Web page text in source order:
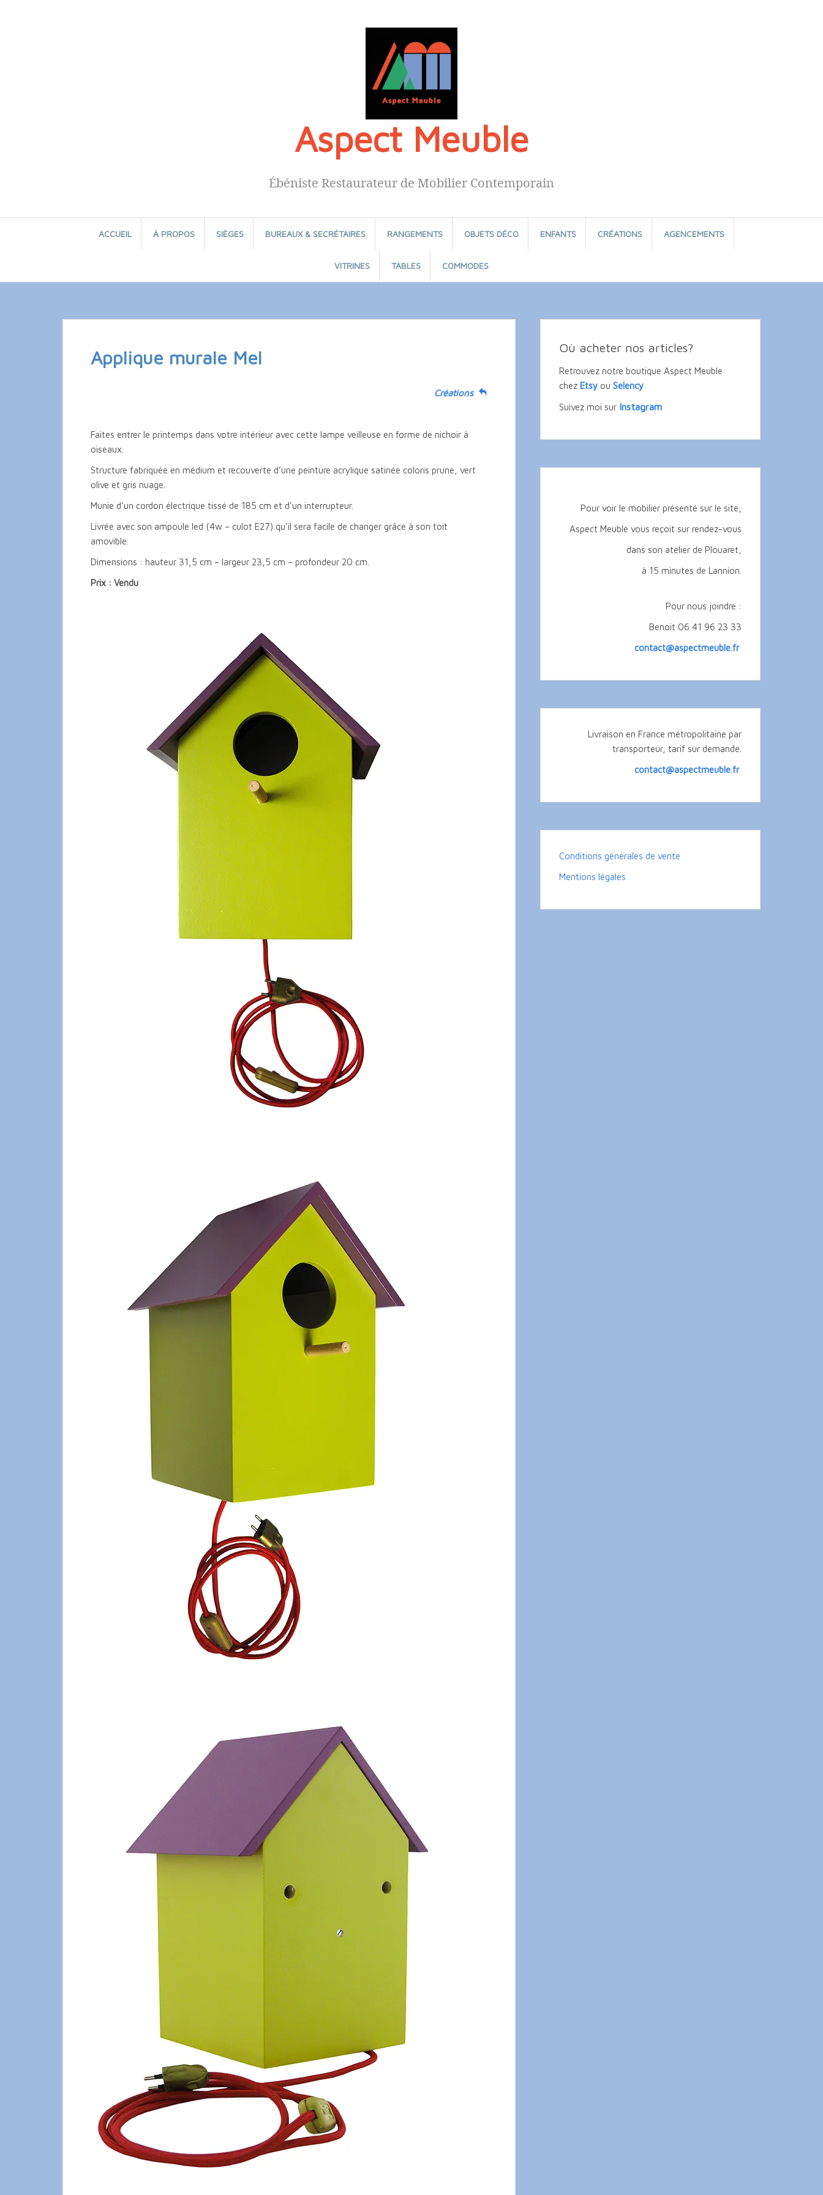
Aspect Meuble
Ébéniste Restaurateur de Mobilier Contemporain
ACCUEIL À PROPOS SIÈGES BUREAUX & SECRÉTAIRES RANGEMENTS OBJETS DÉCO ENFANTS CRÉATIONS AGENCEMENTS
VITRINES TABLES COMMODES
Applique murale Mel
Créations
Faites entrer le printemps dans votre intérieur avec cette lampe veilleuse en forme de nichoir à
oiseaux.
Structure fabriquée en médium et recouverte d’une peinture acrylique satinée coloris prune, vert
olive et gris nuage.
Munie d’un cordon électrique tissé de 185 cm et d’un interrupteur.
Livrée avec son ampoule led (4w – culot E27) qu’il sera facile de changer grâce à son toit
amovible.
Dimensions : hauteur 31,5 cm – largeur 23,5 cm – profondeur 20 cm.
Prix : Vendu
Où acheter nos articles?
Retrouvez notre boutique Aspect Meuble
chez Etsy ou Selency
Suivez moi sur Instagram
Pour voir le mobilier présenté sur le site,
Aspect Meuble vous reçoit sur rendez-vous
dans son atelier de Plouaret,
à 15 minutes de Lannion.
Pour nous joindre :
Benoit 06 41 96 23 33
contact@aspectmeuble.fr
Livraison en France métropolitaine par
transporteur, tarif sur demande.
contact@aspectmeuble.fr
Conditions générales de vente
Mentions légales